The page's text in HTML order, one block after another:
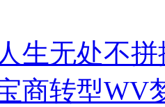
生无处不拼
商转型WV